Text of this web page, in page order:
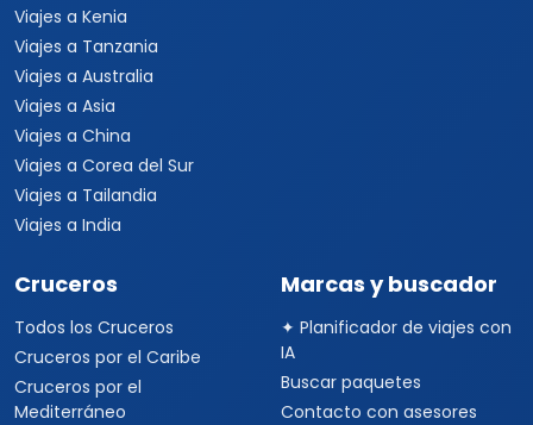
Viajes a Kenia
Viajes a Tanzania
Viajes a Australia
Viajes a Asia
Viajes a China
Viajes a Corea del Sur
Viajes a Tailandia
Viajes a India
Cruceros
Todos los Cruceros
Cruceros por el Caribe
Cruceros por el
Mediterráneo
Marcas y buscador
✦ Planificador de viajes con
IA
Buscar paquetes
Contacto con asesores